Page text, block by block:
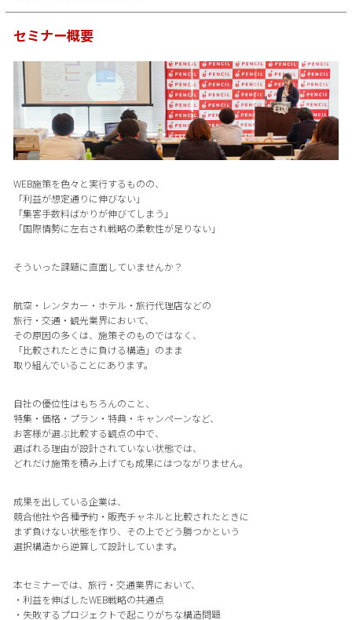
セミナー概要
WEB施策を色々と実行するものの、
「利益が想定通りに伸びない」
「集客手数料ばかりが伸びてしまう」
「国際情勢に左右され戦略の柔軟性が足りない」
そういった課題に直面していませんか？
航空・レンタカー・ホテル・旅行代理店などの
旅行・交通・観光業界において、
その原因の多くは、施策そのものではなく、
「比較されたときに負ける構造」のまま
取り組んでいることにあります。
自社の優位性はもちろんのこと、
特集・価格・プラン・特典・キャンペーンなど、
お客様が選ぶ比較する観点の中で、
選ばれる理由が設計されていない状態では、
どれだけ施策を積み上げても成果にはつながりません。
成果を出している企業は、
競合他社や各種予約・販売チャネルと比較されたときに
まず負けない状態を作り、その上でどう勝つかという
選択構造から逆算して設計しています。
本セミナーでは、旅行・交通業界において、
・利益を伸ばしたWEB戦略の共通点
・失敗するプロジェクトで起こりがちな構造問題